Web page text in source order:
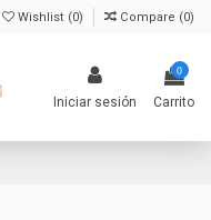
Wishlist (0) Compare (0)
Iniciar sesión
0
Carrito